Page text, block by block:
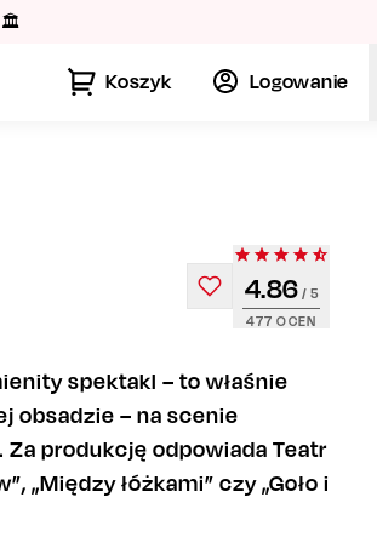
🏛️
Koszyk Logowanie
4.86 / 5
477 OCEN
spektakl – to właśnie
obsadzie – na scenie
Za produkcję odpowiada Teatr
„Między łóżkami” czy „Goło i